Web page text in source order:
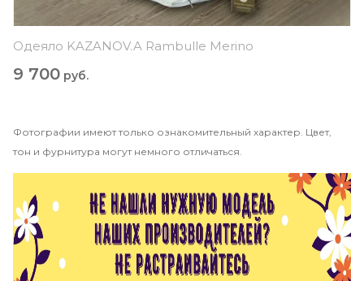
Одеяло KAZANOV.A Rambulle Merino
9 700 руб.
Фотографии имеют только ознакомительный характер. Цвет,
тон и фурнитура могут немного отличаться.